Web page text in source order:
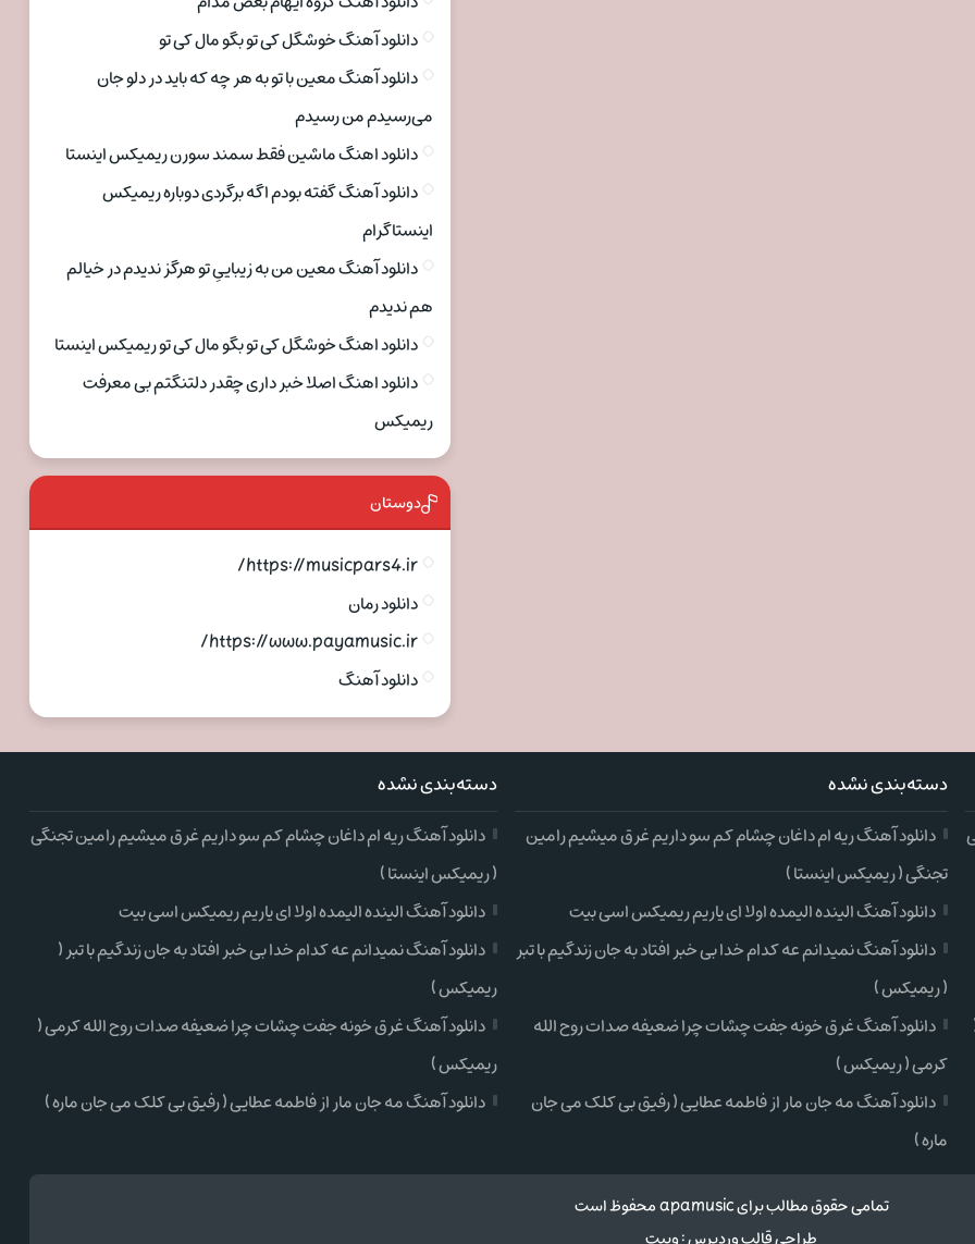
دانلود آهنگ خوشگل کی تو بگو مال کی تو
دانلود آهنگ معین با تو به هر چه که باید در دلو جان
می‌رسیدم من رسیدم
دانلود اهنگ ماشین فقط سمند سورن ریمیکس اینستا
دانلود آهنگ گفته بودم اگه برگردی دوباره ریمیکس
اینستاگرام
دانلود آهنگ معین من به زیباییِ تو هرگز ندیدم در خیالم
هم ندیدم
دانلود اهنگ خوشگل کی تو بگو مال کی تو ریمیکس اینستا
دانلود اهنگ اصلا خبر داری چقدر دلتنگتم بی معرفت
ریمیکس
دوستان
https://musicpars4.ir/
دانلود رمان
https://www.payamusic.ir/
دانلود آهنگ
دسته‌بندی نشده
دانلود آهنگ ریه ام داغان چشام کم سو داریم غرق میشیم رامین
تجنگی ( ریمیکس اینستا )
دانلود آهنگ الینده الیمده اولا ای یاریم ریمیکس اسی بیت
دانلود آهنگ نمیدانم عه کدام خدا بی خبر افتاد به جان زندگیم با تبر
( ریمیکس )
دانلود آهنگ غرق خونه جفت چشات چرا ضعیفه صدات روح الله
کرمی ( ریمیکس )
دانلود آهنگ مه جان مار از فاطمه عطایی ( رفیق بی کلک می جان
ماره )
دسته‌بندی نشده
دانلود آهنگ ریه ام داغان چشام کم سو داریم غرق میشیم رامین تجنگی
( ریمیکس اینستا )
دانلود آهنگ الینده الیمده اولا ای یاریم ریمیکس اسی بیت
دانلود آهنگ نمیدانم عه کدام خدا بی خبر افتاد به جان زندگیم با تبر (
ریمیکس )
دانلود آهنگ غرق خونه جفت چشات چرا ضعیفه صدات روح الله کرمی (
ریمیکس )
دانلود آهنگ مه جان مار از فاطمه عطایی ( رفیق بی کلک می جان ماره )
تمامی حقوق مطالب برای apamusic محفوظ است
طراحی قالب وردپرس:وبیت